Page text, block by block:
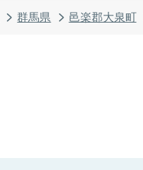
群馬県 邑楽郡大泉町